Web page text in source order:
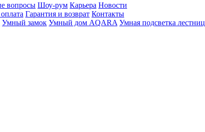
вопросы Шоу-рум Карьера Новости
Гарантия и возврат Контакты
Умный замок Умный дом AQARA Умная подсветка лестниц